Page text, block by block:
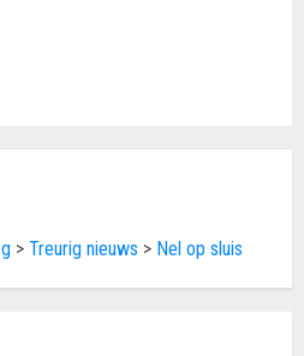
> Treurig nieuws > Nel op sluis